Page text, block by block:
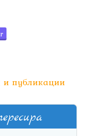
и публикации